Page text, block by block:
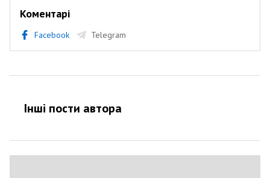
Коментарі
Facebook Telegram
Інші пости автора